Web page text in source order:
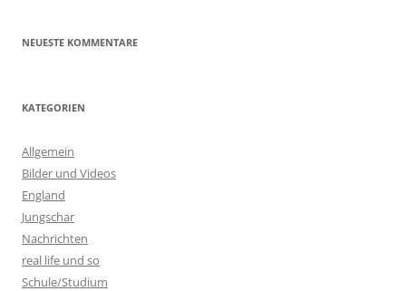
NEUESTE KOMMENTARE
KATEGORIEN
Allgemein
Bilder und Videos
England
Jungschar
Nachrichten
real life und so
Schule/Studium